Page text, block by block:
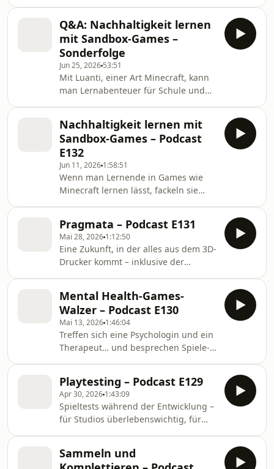
Behind the Screens.
für ihre Spiele gestalten? Das und
mehr hat Ike Bernard (Uni Erfurt) in
mehreren Studien erforscht.... Der
Beitrag Avatare und
Geschlechterrollen – Podcast E133
erschien zuerst auf Behind the
Screens.
Q&A: Nachhaltigkeit lernen
mit Sandbox-Games –
Sonderfolge
Jun 25, 2026 53:51
Mit Luanti, einer Art Minecraft, kann
man Lernabenteuer für Schule und
man an? Diese und weitere Fragen
beantworten wir in dieser
Sonderfolge, die direkt an... Der
Beitrag Q&A: Nachhaltigkeit lernen
mit Sandbox-Games – Sonderfolge
erschien zuerst auf Behind the
Screens.
Nachhaltigkeit lernen mit
Sandbox-Games – Podcast
E132
Jun 11, 2026 1:58:51
Wenn man Lernende in Games wie
Minecraft lernen lässt, fackeln sie
Games vielleicht sogar gerade
deswegen wertvolle
Lernumgebungen sind und
weswegen sich Nachhaltigkeits- und
Zukunfts-Themen darin... Der Beitrag
Nachhaltigkeit lernen mit Sandbox-
Games – Podcast E132 erschien zuerst
auf Behind the Screens.
Pragmata – Podcast E131
Mai 28, 2026 1:12:50
Eine Zukunft, in der alles aus dem 3D-
Drucker kommt – inklusive der
Pragmata ist ein neues Action-
Feuerwerk von Capcom, es wirft aber
auch Fragen... Der Beitrag Pragmata –
Podcast E131 erschien zuerst auf
Behind the Screens.
Mental Health-Games-
Walzer – Podcast E130
Mai 13, 2026 1:46:04
Treffen sich eine Psychologin und ein
Therapeut… und besprechen Spiele-
Besprechungstechnik, mit der
Psychotherapeut*innen Fälle
untereinander diskutieren. Kein Witz,
sondern ein Experiment mit unserem
Gast Dr. Mathias Klinkerfuß.... Der
Beitrag Mental Health-Games-Walzer
– Podcast E130 erschien zuerst auf
Playtesting – Podcast E129
Apr 30, 2026 1:43:09
Spieltests während der Entwicklung –
für Studios überlebenswichtig, für
Entwicklungsprozess mit welchen
Sammeln und